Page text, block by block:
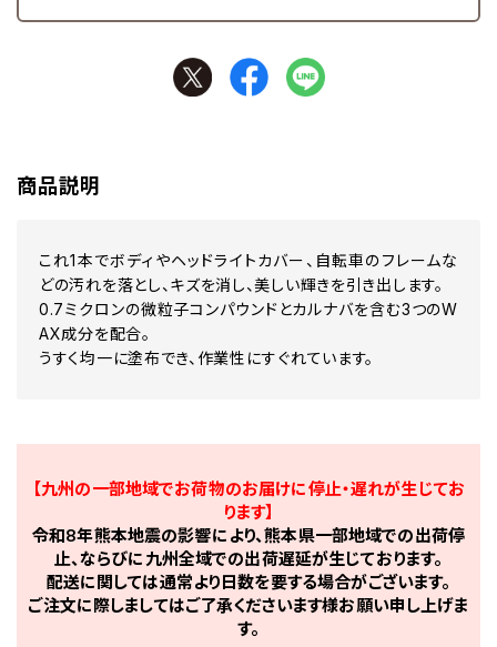
商品説明
これ1本でボディやヘッドライトカバー、自転車のフレームな
どの汚れを落とし、キズを消し、美しい輝きを引き出します。
0.7ミクロンの微粒子コンパウンドとカルナバを含む3つのW
AX成分を配合。
うすく均一に塗布でき、作業性にすぐれています。
【九州の一部地域でお荷物のお届けに停止・遅れが生じてお
ります】
令和8年熊本地震の影響により、熊本県一部地域での出荷停
止、ならびに九州全域での出荷遅延が生じております。
配送に関しては通常より日数を要する場合がございます。
ご注文に際しましてはご了承くださいます様お願い申し上げま
す。